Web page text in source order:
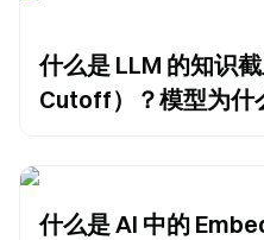
什么是 LLM 的知识
Cutoff）？模型为什
什么是 AI 中的